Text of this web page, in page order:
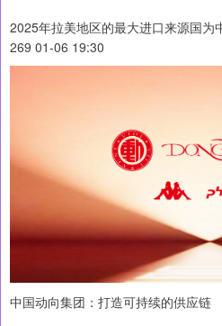
2025年拉美地区的最大进口来源国为
269 01-06 19:30
中国动向集团：打造可持续的供应链